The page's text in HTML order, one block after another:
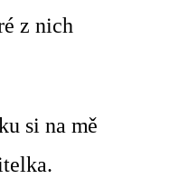
z nich
si na mě